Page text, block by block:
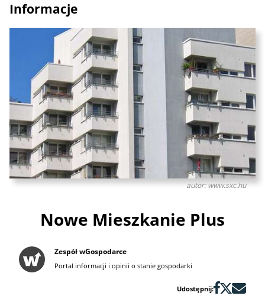
Informacje
autor: www.sxc.hu
Nowe Mieszkanie Plus
Zespół wGospodarce
Portal informacji i opinii o stanie gospodarki
Udostępnij: